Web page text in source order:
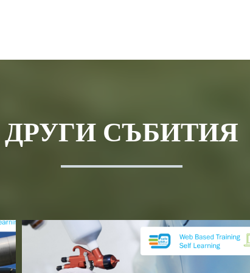
ДРУГИ СЪБИТИЯ